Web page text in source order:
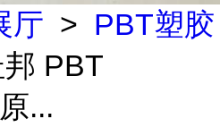
厅 > PBT塑胶
PBT
...